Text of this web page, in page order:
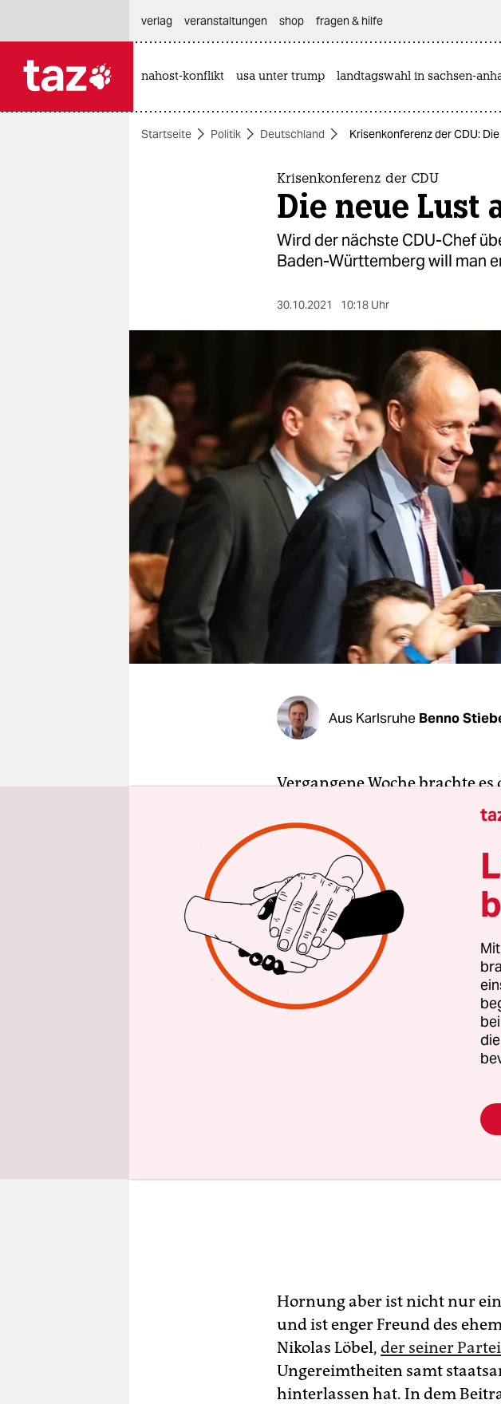
themen
berlin
nord
wahrheit
verlag
verlag
shop
fragen & hilfe
unterstützen
abo
verlag
veranstaltungen shop fragen & hilfe
nahost-konflikt usa unter trump landtagswahl in sachsen-
Startseite Politik Deutschland Krisenkonferenz der CDU:
Krisenkonferenz der CDU
Die neue Lust
Wird der nächste CDU-Chef
Baden-Württemberg will man
30.10.2021 10:18 Uhr
Aus Karlsruhe Benno
Vergangene Woche brachte
Hornung zu bundesweiter
Arbeit behinderte.
Stadtverbands unterbrach
sie ihren Beitrag abbrechen
gestört.
Der Eklat sorgte für so viel
wildgewordenes
Hornung aber ist nicht nur
und ist enger Freund des
Nikolas Löbel, der seiner
Ungereimtheiten samt
hinterlassen hat. In dem